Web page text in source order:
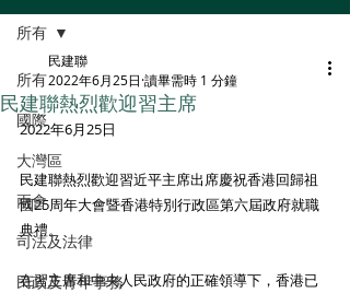
所有
國際
大灣區
兩會
司法及法律
民政及青年事務
所有
民建聯熱烈歡迎習主席
民建聯
2022年6月25日 讀畢需時 1 分鐘
2022年6月25日
民建聯熱烈歡迎習近平主席出席慶祝香港回歸祖
國25周年大會暨香港特別行政區第六屆政府就職
典禮。
在習主席和中央人民政府的正確領導下，香港已